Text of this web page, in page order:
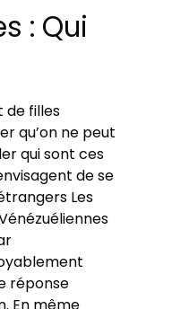
: Qui
de filles
qu’on ne peut
qui sont ces
de se
Les
réponse
En même